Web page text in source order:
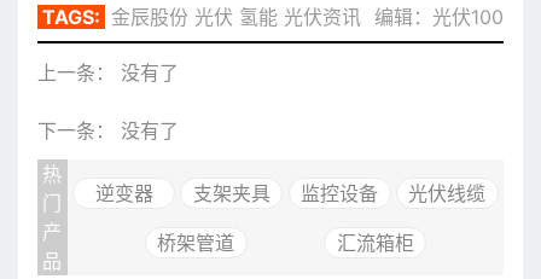
TAGS: 金辰股份 光伏 氢能 光伏资讯 编辑：光伏100
上一条： 没有了
下一条： 没有了
热
门
产
品
逆变器 支架夹具 监控设备 光伏线缆
桥架管道 汇流箱柜